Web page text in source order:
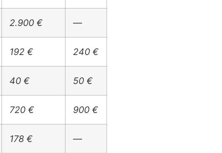
2.900 € —
192 € 240 €
40 € 50 €
720 € 900 €
178 € —